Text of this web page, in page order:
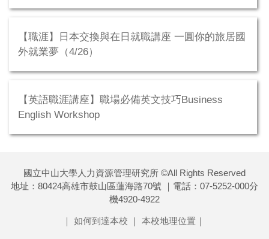
【職涯】日本交換與在日就職講座 一圓你的旅居國
外就業夢（4/26）
【英語職涯講座】職場必備英文技巧Business
English Workshop
國立中山大學人力資源管理研究所 ©All Rights Reserved
地址：80424高雄市鼓山區蓮海路70號 ｜電話：07-5252-000分
機4920-4922
｜ 如何到達本校 ｜ 本校地理位置｜